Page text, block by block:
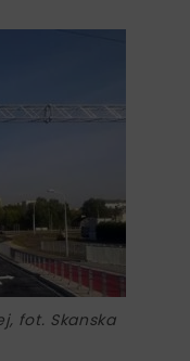
fot. Skanska